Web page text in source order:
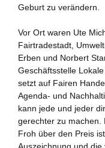
Geburt zu verändern.
Vor Ort waren Ute
Fairtradestadt,
Erben und Norbert
Geschäftsstelle
setzt auf Fairen
Agenda- und
kann jede und jeder
gerechter zu machen.
Froh über den Preis